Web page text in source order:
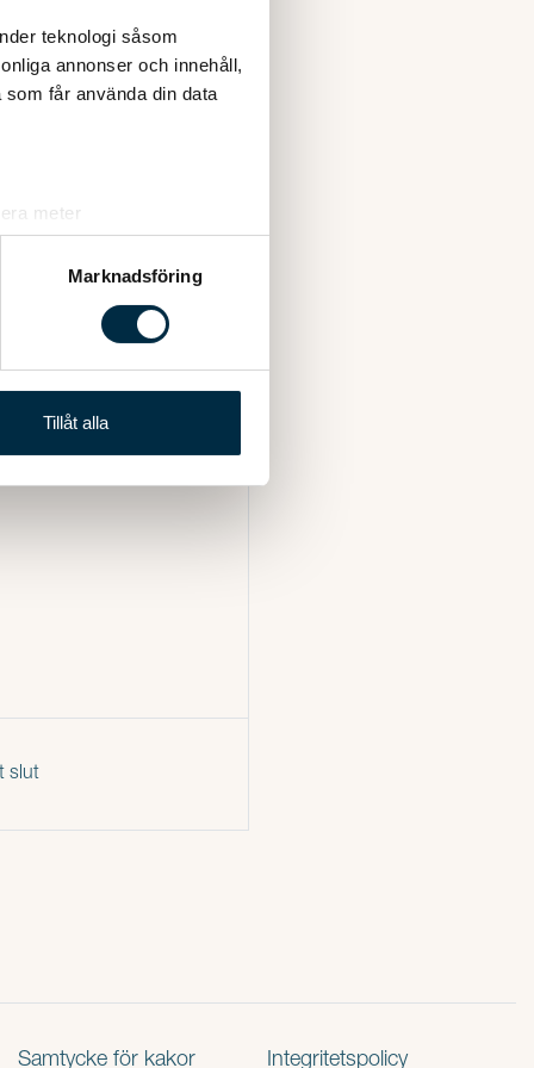
teknologi såsom
annonser och innehåll,
får använda din data
meter
. Du kan ändra
information från din enhet
kombinera informationen
Marknadsföring
Tillåt alla
slut
Samtycke för kakor Integritetspolicy